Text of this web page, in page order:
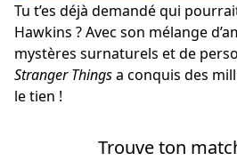
Tu t’es déjà demandé qui
Hawkins ? Avec son mélange
mystères surnaturels et de
Stranger Thingsa conquis des
le tien !
Trouve ton